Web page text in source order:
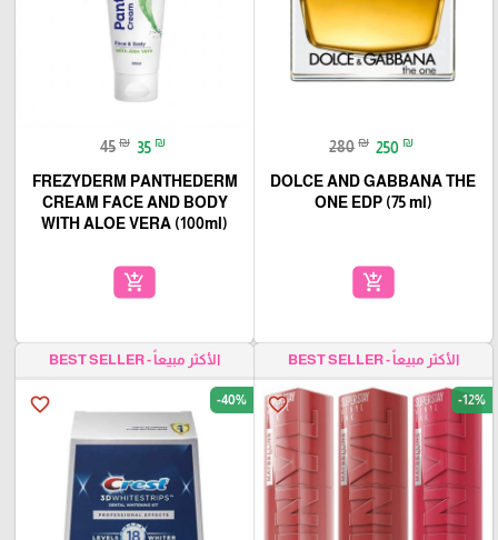
280 ₪ 250 ₪
DOLCE AND GABBANA THE
ONE EDP (75 ml)
add_shopping_cart
45 ₪ 35 ₪
FREZYDERM PANTHEDERM
CREAM FACE AND BODY
WITH ALOE VERA (100ml)
add_shopping_cart
الأكثر مبيعاً - BEST SELLER
favorite_border -12%
الأكثر مبيعاً - BEST SELLER
favorite_border -40%